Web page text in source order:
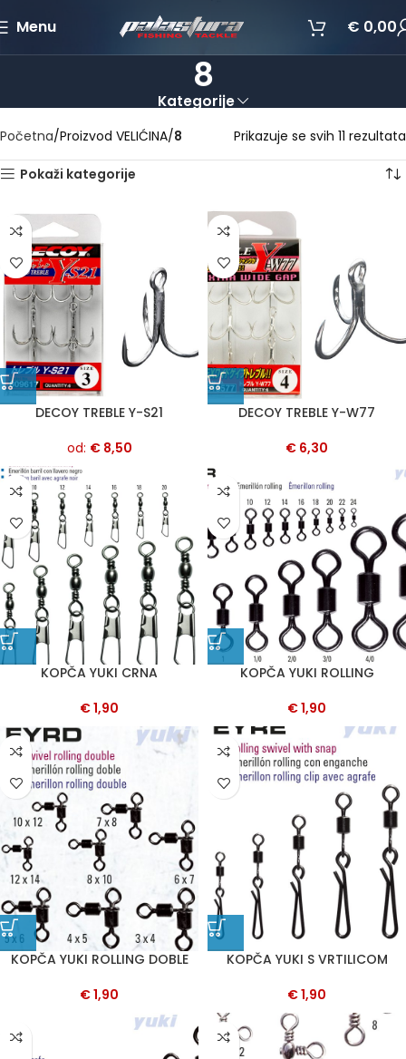
Menu € 0,00
8
Kategorije
Početna Proizvod VELIĆINA 8 Prikazuje se svih 11 rezultata
Pokaži kategorije
DECOY TREBLE Y-S21
od: €8,50
DECOY TREBLE Y-W77
€ 6,30
KOPČA YUKI CRNA
€1,90
KOPČA YUKI ROLLING
€1,90
KOPČA YUKI ROLLING DOBLE
€1,90
KOPČA YUKI S VRTILICOM
€1,90